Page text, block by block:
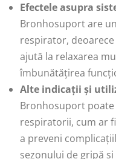
Efectele asupra
Bronhosuport are
respirator,
ajută la relaxarea
îmbunătățirea
Alte indicații și
Bronhosuport
respiratorii, cum ar
a preveni
sezonului de gripă și